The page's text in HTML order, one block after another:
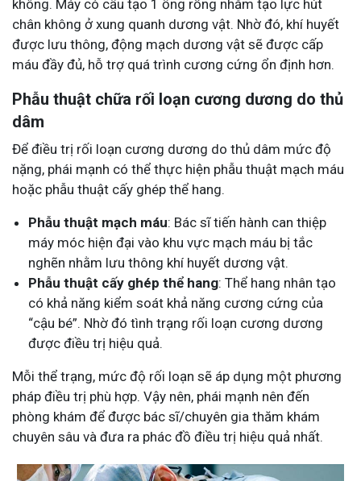
không. Máy có cấu tạo 1 ống rỗng nhằm tạo lực hút
chân không ở xung quanh dương vật. Nhờ đó, khí huyết
được lưu thông, động mạch dương vật sẽ được cấp
máu đầy đủ, hỗ trợ quá trình cương cứng ổn định hơn.
Phẫu thuật chữa rối loạn cương dương do thủ
dâm
Để điều trị rối loạn cương dương do thủ dâm mức độ
nặng, phái mạnh có thể thực hiện phẫu thuật mạch máu
hoặc phẫu thuật cấy ghép thể hang.
Phẫu thuật mạch máu: Bác sĩ tiến hành can thiệp
máy móc hiện đại vào khu vực mạch máu bị tắc
nghẽn nhằm lưu thông khí huyết dương vật.
Phẫu thuật cấy ghép thể hang: Thể hang nhân tạo
có khả năng kiểm soát khả năng cương cứng của
“cậu bé”. Nhờ đó tình trạng rối loạn cương dương
được điều trị hiệu quả.
Mỗi thể trạng, mức độ rối loạn sẽ áp dụng một phương
pháp điều trị phù hợp. Vậy nên, phái mạnh nên đến
phòng khám để được bác sĩ/chuyên gia thăm khám
chuyên sâu và đưa ra phác đồ điều trị hiệu quả nhất.